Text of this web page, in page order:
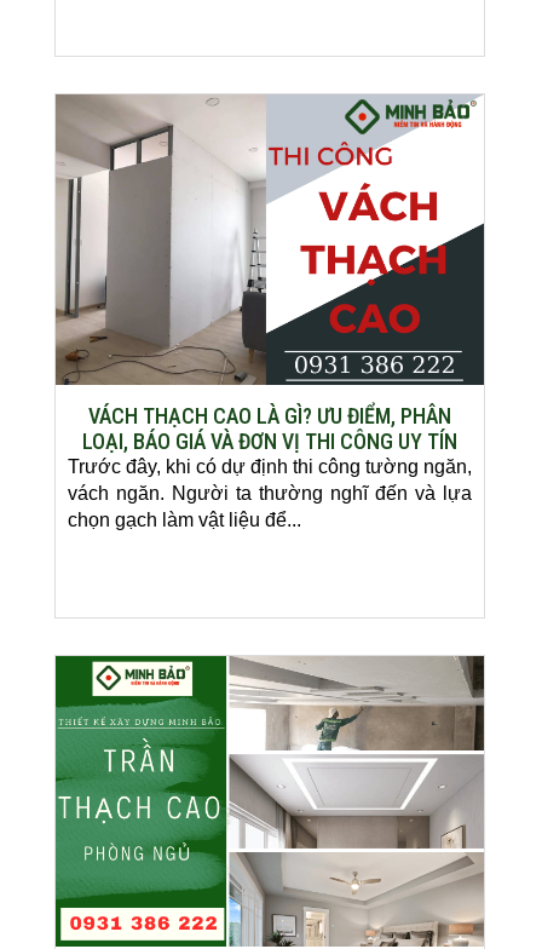
VÁCH THẠCH CAO LÀ GÌ? ƯU ĐIỂM, PHÂN
LOẠI, BÁO GIÁ VÀ ĐƠN VỊ THI CÔNG UY TÍN
Trước đây, khi có dự định thi công tường ngăn,
vách ngăn. Người ta thường nghĩ đến và lựa
chọn gạch làm vật liệu để...